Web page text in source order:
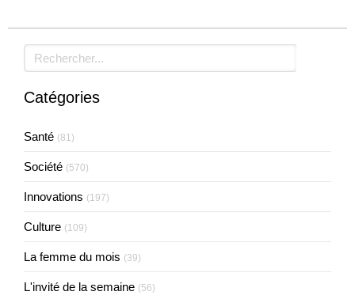
Rechercher
Catégories
Santé (81)
Société (570)
Innovations (197)
Culture (109)
La femme du mois (39)
L'invité de la semaine (56)